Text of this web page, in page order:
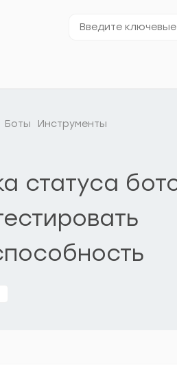
ключевые
Боты Инструменты
статуса